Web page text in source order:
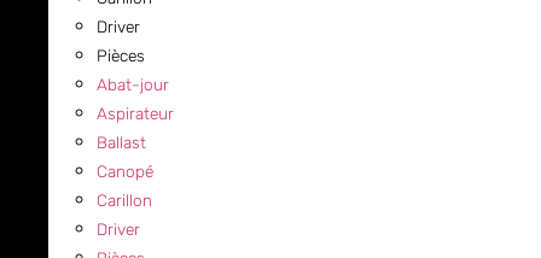
Driver
Pièces
Abat-jour
Aspirateur
Ballast
Canopé
Carillon
Driver